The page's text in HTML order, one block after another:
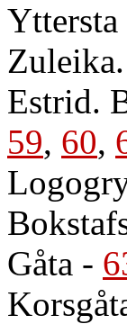
Estrid.
59, 60,
Gåta -